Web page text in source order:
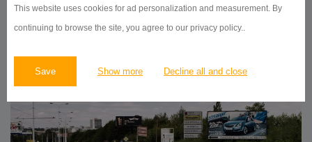
This website uses cookies for ad personalization and measurement. By
continuing to browse the site, you agree to our privacy policy..
Save Show more Decline all and close
BILLBOARD